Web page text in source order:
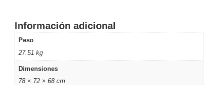
Duros
Mecánicos
(HDD)
SD /
Memorias
Información adicional
Peso
27.51 kg
Dimensiones
78 × 72 × 68 cm